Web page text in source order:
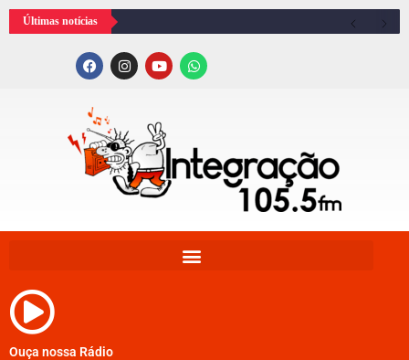
Últimas notícias
Ouça nossa Rádio